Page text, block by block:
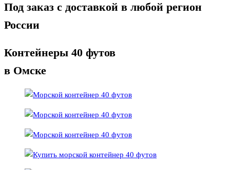
Под заказ с доставкой в любой регион
России
Контейнеры 40 футов
в Омске